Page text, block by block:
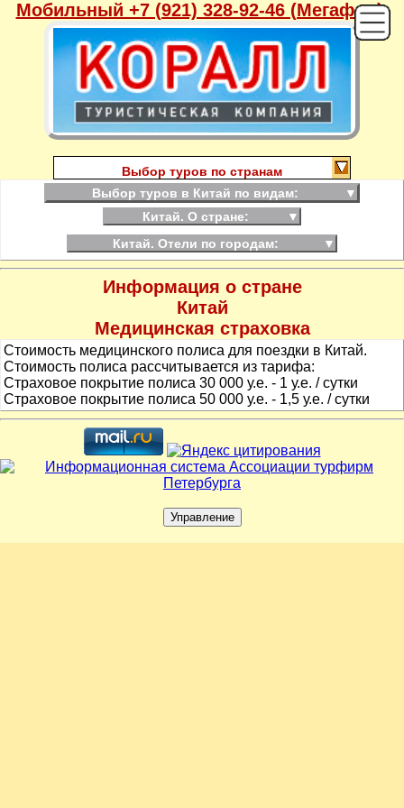
Мобильный +7 (921) 328-92-46 (Мегафон),
Выбор туров по странам
Выбор туров в Китай по видам:
▼
Китай. О стране:
▼
Китай. Отели по городам:
▼
Информация о стране
Китай
Медицинская страховка
Стоимость медицинского полиса для поездки в Китай.
Стоимость полиса рассчитывается из тарифа:
Страховое покрытие полиса 30 000 у.е. - 1 у.е. / сутки
Страховое покрытие полиса 50 000 у.е. - 1,5 у.е. / сутки